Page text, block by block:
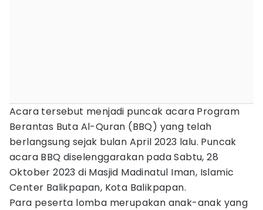
Acara tersebut menjadi puncak acara Program
Berantas Buta Al-Quran (BBQ) yang telah
berlangsung sejak bulan April 2023 lalu. Puncak
acara BBQ diselenggarakan pada Sabtu, 28
Oktober 2023 di Masjid Madinatul Iman, Islamic
Center Balikpapan, Kota Balikpapan.
Para peserta lomba merupakan anak-anak yang